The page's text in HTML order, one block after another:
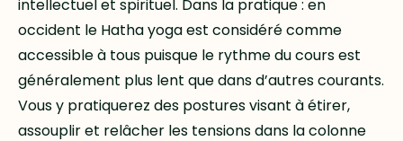
intellectuel et spirituel. Dans la pratique : en
occident le Hatha yoga est considéré comme
accessible à tous puisque le rythme du cours est
généralement plus lent que dans d’autres courants.
Vous y pratiquerez des postures visant à étirer,
assouplir et relâcher les tensions dans la colonne